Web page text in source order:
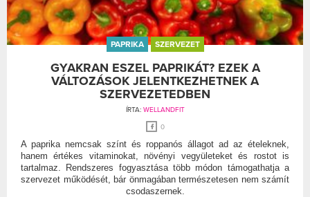
PAPRIKA SZERVEZET
GYAKRAN ESZEL PAPRIKÁT? EZEK A
VÁLTOZÁSOK JELENTKEZHETNEK A
SZERVEZETEDBEN
ÍRTA: WELLANDFIT
0
A paprika nemcsak színt és roppanós állagot ad az ételeknek,
hanem értékes vitaminokat, növényi vegyületeket és rostot is
tartalmaz. Rendszeres fogyasztása több módon támogathatja a
szervezet működését, bár önmagában természetesen nem számít
csodaszernek.